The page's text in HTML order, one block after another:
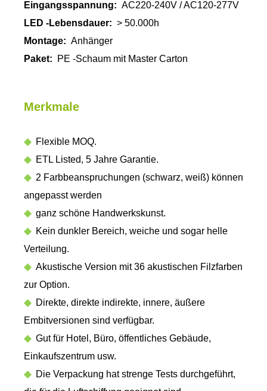
Eingangsspannung: AC220-240V / AC120-277V
LED -Lebensdauer: > 50.000h
Montage: Anhänger
Paket:
PE -Schaum mit Master Carton
Merkmale
◆ Flexible MOQ.
◆ ETL Listed, 5 Jahre Garantie.
◆ 2 Farbbeanspruchungen (schwarz, weiß) können
angepasst werden
◆ ganz schöne Handwerkskunst.
◆ Kein dunkler Bereich, weiche und sogar helle
Verteilung.
◆ Akustische Version mit 36 ​​akustischen Filzfarben
zur Option.
◆ Direkte, direkte indirekte, innere, äußere
Embitversionen sind verfügbar.
◆ Gut für Hotel, Büro, öffentliches Gebäude,
Einkaufszentrum usw.
◆ Die Verpackung hat strenge Tests durchgeführt,